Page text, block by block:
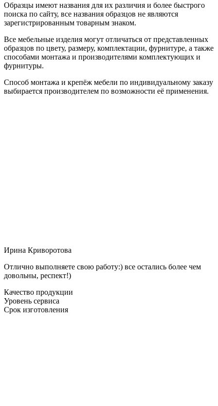
Образцы имеют названия для их различия и более быстрого
поиска по сайту, все названия образцов не являются
зарегистрированным товарным знаком.
Все мебельные изделия могут отличаться от представленных
образцов по цвету, размеру, комплектации, фурнитуре, а также
способами монтажа и производителями комплектующих и
фурнитуры.
Способ монтажа и крепёж мебели по индивидуальному заказу
выбирается производителем по возможности её применения.
Ирина Криворотова
Отлично выполняете свою работу:) все остались более чем
довольны, респект!)
Качество продукции
Уровень сервиса
Срок изготовления